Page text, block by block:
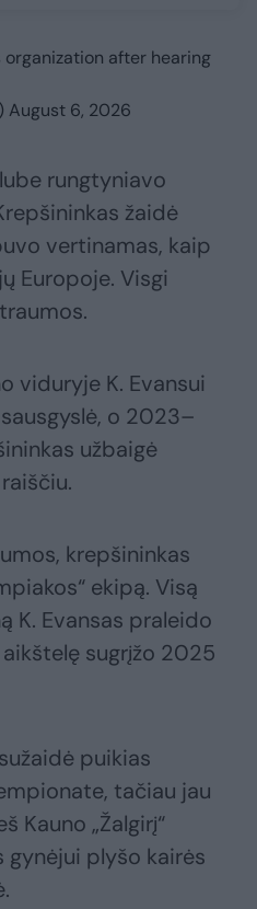
after hearing
August 6, 2026
rungtyniavo
žaidė
vertinamas, kaip
Europoje. Visgi
viduryje K. Evansui
o 2023–
užbaigė
krepšininkas
ekipą. Visą
K. Evansas praleido
sugrįžo 2025
puikias
tačiau jau
Kauno „Žalgirį“
plyšo kairės